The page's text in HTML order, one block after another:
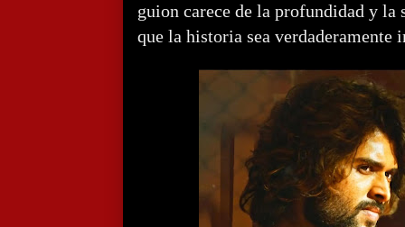
guion carece de la profundidad y la
que la historia sea verdaderamente